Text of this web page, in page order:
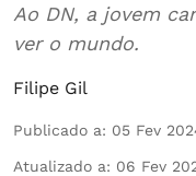
Ao DN, a jovem
ver o mundo.
Filipe Gil
Publicado a: 05 Fev
Atualizado a: 06 Fev